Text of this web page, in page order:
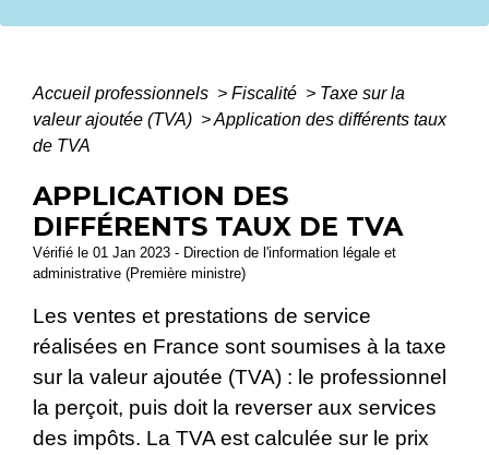
Accueil professionnels > Fiscalité > Taxe sur la
valeur ajoutée (TVA) >Application des différents taux
de TVA
APPLICATION DES
DIFFÉRENTS TAUX DE TVA
Vérifié le 01 Jan 2023 - Direction de l'information légale et
administrative (Première ministre)
Les ventes et prestations de service
réalisées en France sont soumises à la taxe
sur la valeur ajoutée (TVA) : le professionnel
la perçoit, puis doit la reverser aux services
des impôts. La TVA est calculée sur le prix